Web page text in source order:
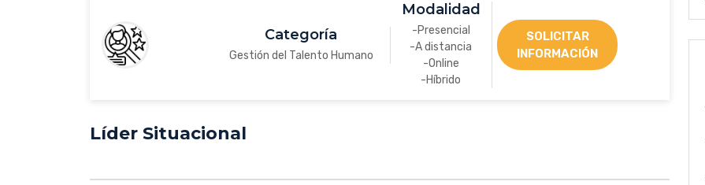
Categoría
Gestión del Talento Humano
Modalidad
-Presencial
-A distancia
-Online
-Híbrido
SOLICITAR
INFORMACIÓN
Líder Situacional